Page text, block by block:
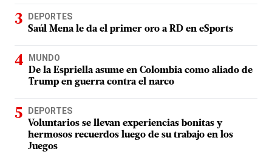
DEPORTES
Saúl Mena le da el primer oro a RD en eSports
MUNDO
De la Espriella asume en Colombia como aliado de
Trump en guerra contra el narco
DEPORTES
Voluntarios se llevan experiencias bonitas y
hermosos recuerdos luego de su trabajo en los
Juegos